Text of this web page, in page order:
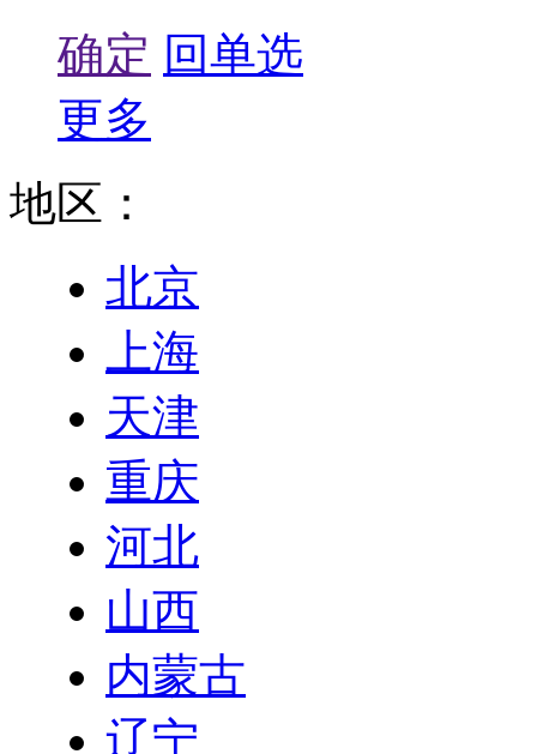
确定 回单选
更多
地区：
北京
上海
天津
重庆
河北
山西
内蒙古
辽宁